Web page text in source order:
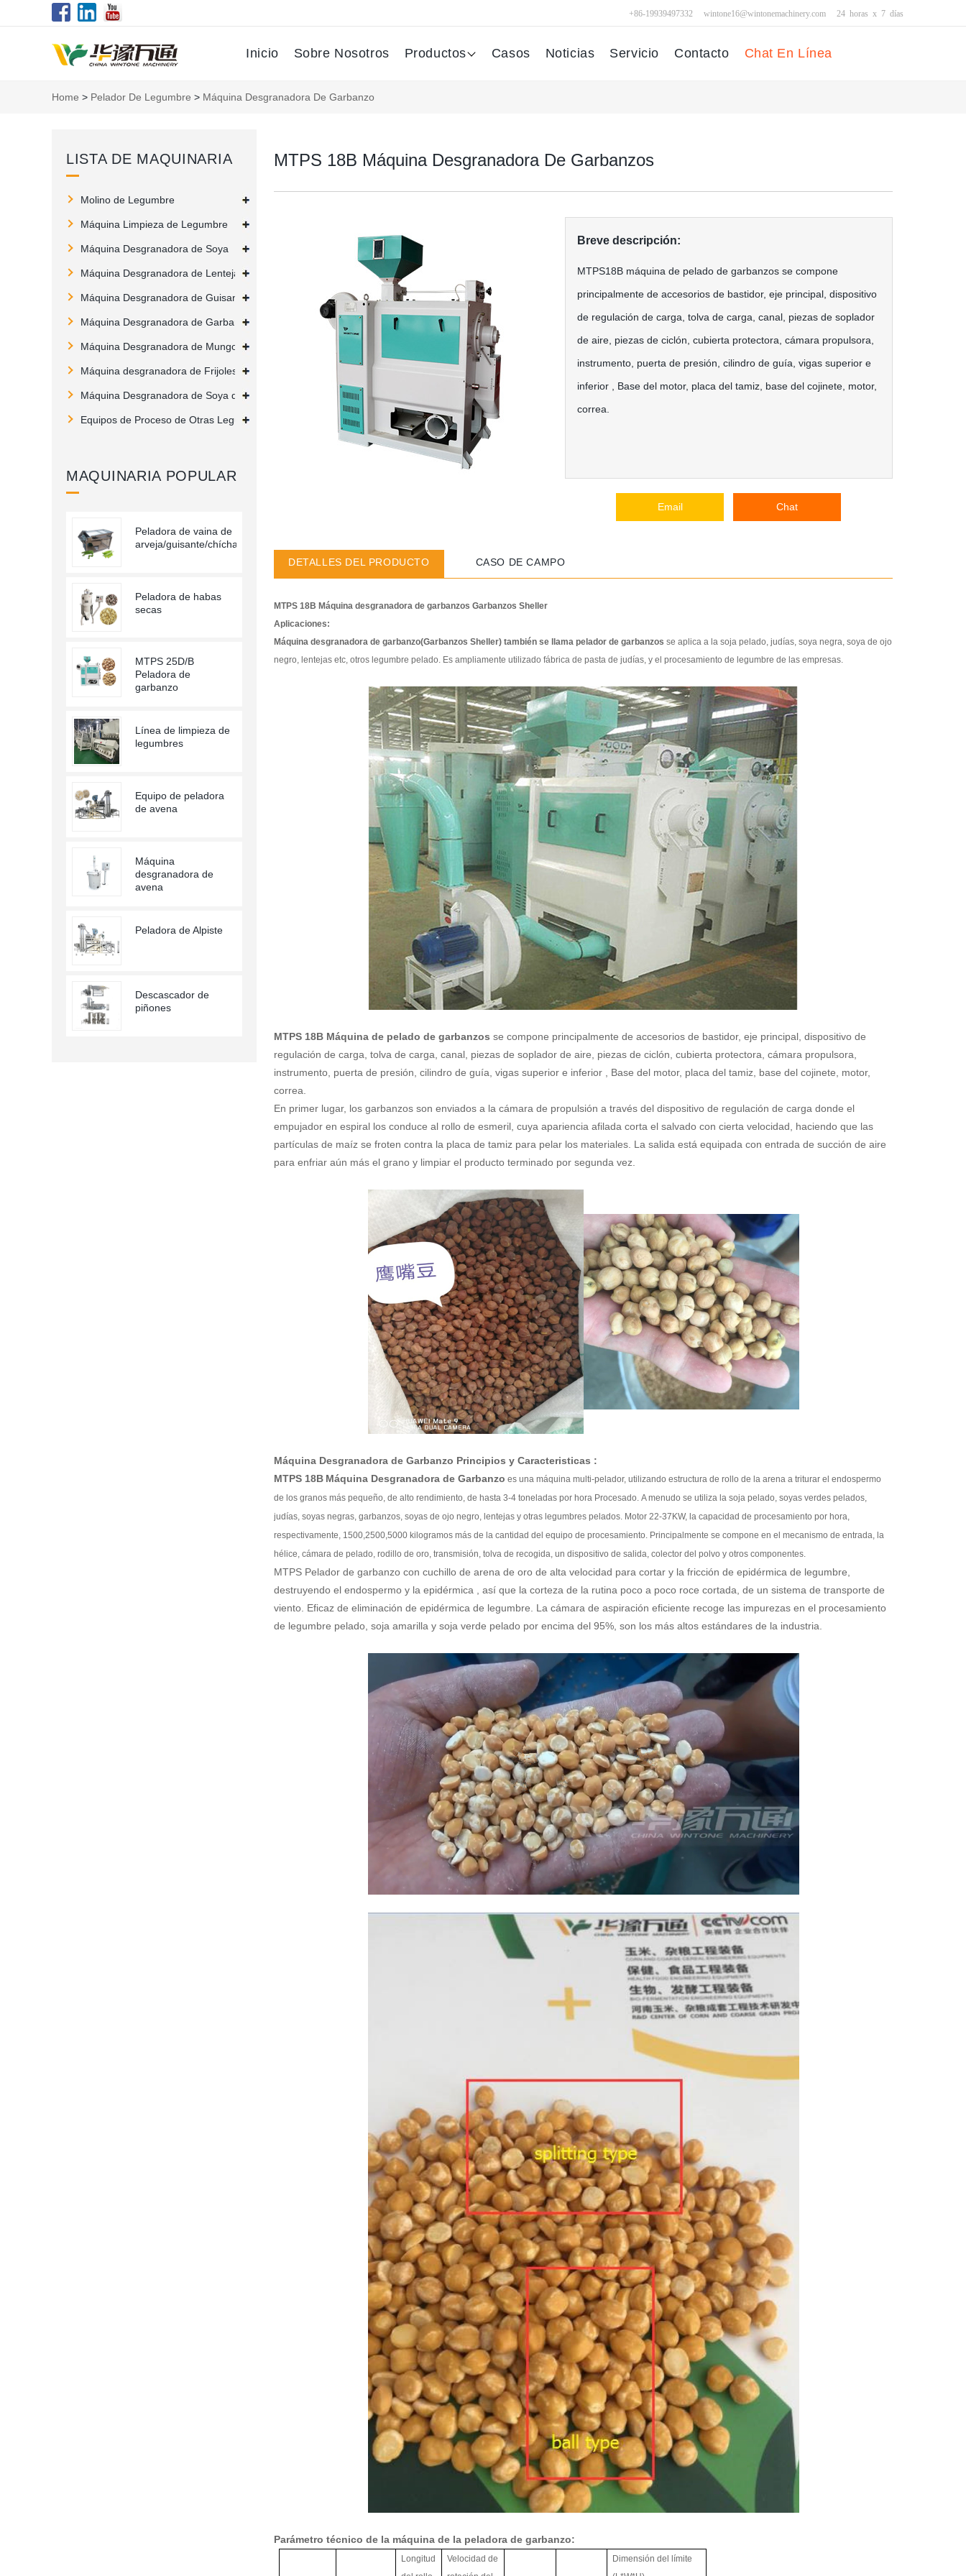
+86-19939497332 wintone16@wintonemachinery.com 24 horas x 7 días
Inicio Sobre Nosotros Productos Casos Noticias Servicio Contacto Chat En Línea
Home > Pelador De Legumbre > Máquina Desgranadora De Garbanzo
LISTA DE MAQUINARIA
Molino de Legumbre
Máquina Limpieza de Legumbre
Máquina Desgranadora de Soya
Máquina Desgranadora de Lentejas
Máquina Desgranadora de Guisante
Máquina Desgranadora de Garbanzo
Máquina Desgranadora de Mungo Verde
Máquina desgranadora de Frijoles de altramuz
Máquina Desgranadora de Soya de Ojos Negros
Equipos de Proceso de Otras Legumbres
MAQUINARIA POPULAR
Peladora de vaina de
arveja/guisante/chícharo
Peladora de habas
secas
MTPS 25D/B
Peladora de
garbanzo
Línea de limpieza de
legumbres
Equipo de peladora
de avena
Máquina
desgranadora de
avena
Peladora de Alpiste
Descascador de
piñones
MTPS 18B Máquina Desgranadora De Garbanzos
Breve descripción:
MTPS18B máquina de pelado de garbanzos se compone
principalmente de accesorios de bastidor, eje principal, dispositivo
de regulación de carga, tolva de carga, canal, piezas de soplador
de aire, piezas de ciclón, cubierta protectora, cámara propulsora,
instrumento, puerta de presión, cilindro de guía, vigas superior e
inferior , Base del motor, placa del tamiz, base del cojinete, motor,
correa.
Email Chat
DETALLES DEL PRODUCTO CASO DE CAMPO
MTPS 18B Máquina desgranadora de garbanzos Garbanzos Sheller
Aplicaciones:
Máquina desgranadora de garbanzo(Garbanzos Sheller) también se llama pelador de garbanzos se aplica a la soja pelado, judías, soya negra, soya de ojo
negro, lentejas etc, otros legumbre pelado. Es ampliamente utilizado fábrica de pasta de judías, y el procesamiento de legumbre de las empresas.
MTPS 18B Máquina de pelado de garbanzos se compone principalmente de accesorios de bastidor, eje principal, dispositivo de
regulación de carga, tolva de carga, canal, piezas de soplador de aire, piezas de ciclón, cubierta protectora, cámara propulsora,
instrumento, puerta de presión, cilindro de guía, vigas superior e inferior , Base del motor, placa del tamiz, base del cojinete, motor,
correa.
En primer lugar, los garbanzos son enviados a la cámara de propulsión a través del dispositivo de regulación de carga donde el
empujador en espiral los conduce al rollo de esmeril, cuya apariencia afilada corta el salvado con cierta velocidad, haciendo que las
partículas de maíz se froten contra la placa de tamiz para pelar los materiales. La salida está equipada con entrada de succión de aire
para enfriar aún más el grano y limpiar el producto terminado por segunda vez.
Máquina Desgranadora de Garbanzo Principios y Caracteristicas :
MTPS 18B Máquina Desgranadora de Garbanzo es una máquina multi-pelador, utilizando estructura de rollo de la arena a triturar el endospermo
de los granos más pequeño, de alto rendimiento, de hasta 3-4 toneladas por hora Procesado. A menudo se utiliza la soja pelado, soyas verdes pelados,
judías, soyas negras, garbanzos, soyas de ojo negro, lentejas y otras legumbres pelados. Motor 22-37KW, la capacidad de procesamiento por hora,
respectivamente, 1500,2500,5000 kilogramos más de la cantidad del equipo de procesamiento. Principalmente se compone en el mecanismo de entrada, la
hélice, cámara de pelado, rodillo de oro, transmisión, tolva de recogida, un dispositivo de salida, colector del polvo y otros componentes.
MTPS Pelador de garbanzo con cuchillo de arena de oro de alta velocidad para cortar y la fricción de epidérmica de legumbre,
destruyendo el endospermo y la epidérmica , así que la corteza de la rutina poco a poco roce cortada, de un sistema de transporte de
viento. Eficaz de eliminación de epidérmica de legumbre. La cámara de aspiración eficiente recoge las impurezas en el procesamiento
de legumbre pelado, soja amarilla y soja verde pelado por encima del 95%, son los más altos estándares de la industria.
Parámetro técnico de la máquina de la peladora de garbanzo:
Longitud
Velocidad de
Dimensión del límite